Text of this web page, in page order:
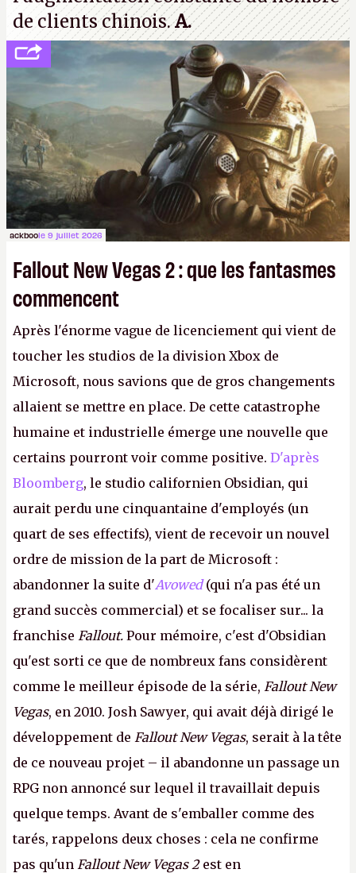
de clients chinois.A.
ackboole 9 juillet 2026
Fallout New Vegas 2 : que les fantasmes
commencent
Après l'énorme vague de licenciement qui vient de
toucher les studios de la division Xbox de
Microsoft, nous savions que de gros changements
allaient se mettre en place. De cette catastrophe
humaine et industrielle émerge une nouvelle que
certains pourront voir comme positive. D'après
Bloomberg, le studio californien Obsidian, qui
aurait perdu une cinquantaine d'employés (un
quart de ses effectifs), vient de recevoir un nouvel
ordre de mission de la part de Microsoft :
abandonner la suite d'Avowed(qui n'a pas été un
grand succès commercial) et se focaliser sur... la
franchise Fallout. Pour mémoire, c'est d'Obsidian
qu'est sorti ce que de nombreux fans considèrent
comme le meilleur épisode de la série, Fallout New
Vegas, en 2010. Josh Sawyer, qui avait déjà dirigé le
développement de Fallout New Vegas, serait à la tête
de ce nouveau projet – il abandonne un passage un
RPG non annoncé sur lequel il travaillait depuis
quelque temps. Avant de s'emballer comme des
tarés, rappelons deux choses : cela ne confirme
pas qu'un Fallout New Vegas 2est en